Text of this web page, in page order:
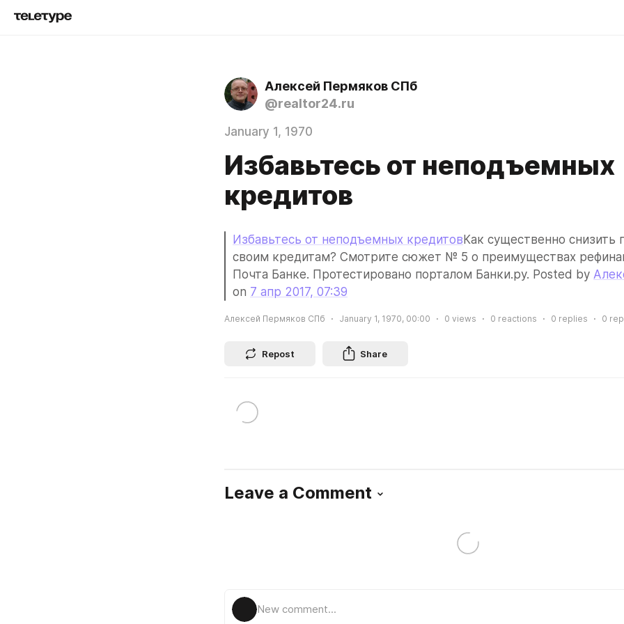
Алексей Пермяков СПб
@realtor24.ru
January 1, 1970
Избавьтесь от неподъемных
кредитов
Избавьтесь от неподъемных кредитов Как существенно снизить
своим кредитам? Смотрите сюжет № 5 о преимуществах
Почта Банке. Протестировано порталом Банки.ру. Posted by
on 7 апр 2017, 07:39
Алексей Пермяков СПб January 1, 1970, 00:00 0 views 0 reactions 0 replies 0
Repost Share
Leave a Comment